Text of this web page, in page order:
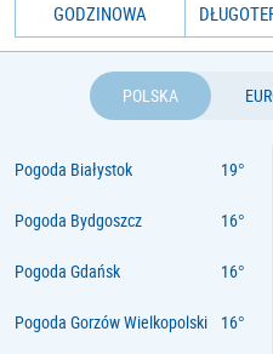
GODZINOWA
POLSKA
Pogoda Białystok
Pogoda Bydgoszcz
Pogoda Gdańsk
Pogoda Gorzów Wielkopolski